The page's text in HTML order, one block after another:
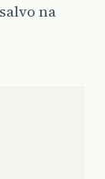
na